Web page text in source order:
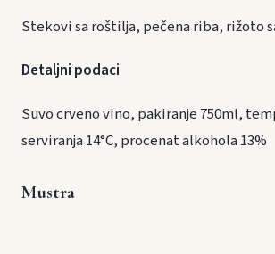
Stekovi sa roštilja, pečena riba, rižoto
Detaljni podaci
Suvo crveno vino, pakiranje 750ml,
serviranja 14°C, procenat alkohola 13%
Mustra